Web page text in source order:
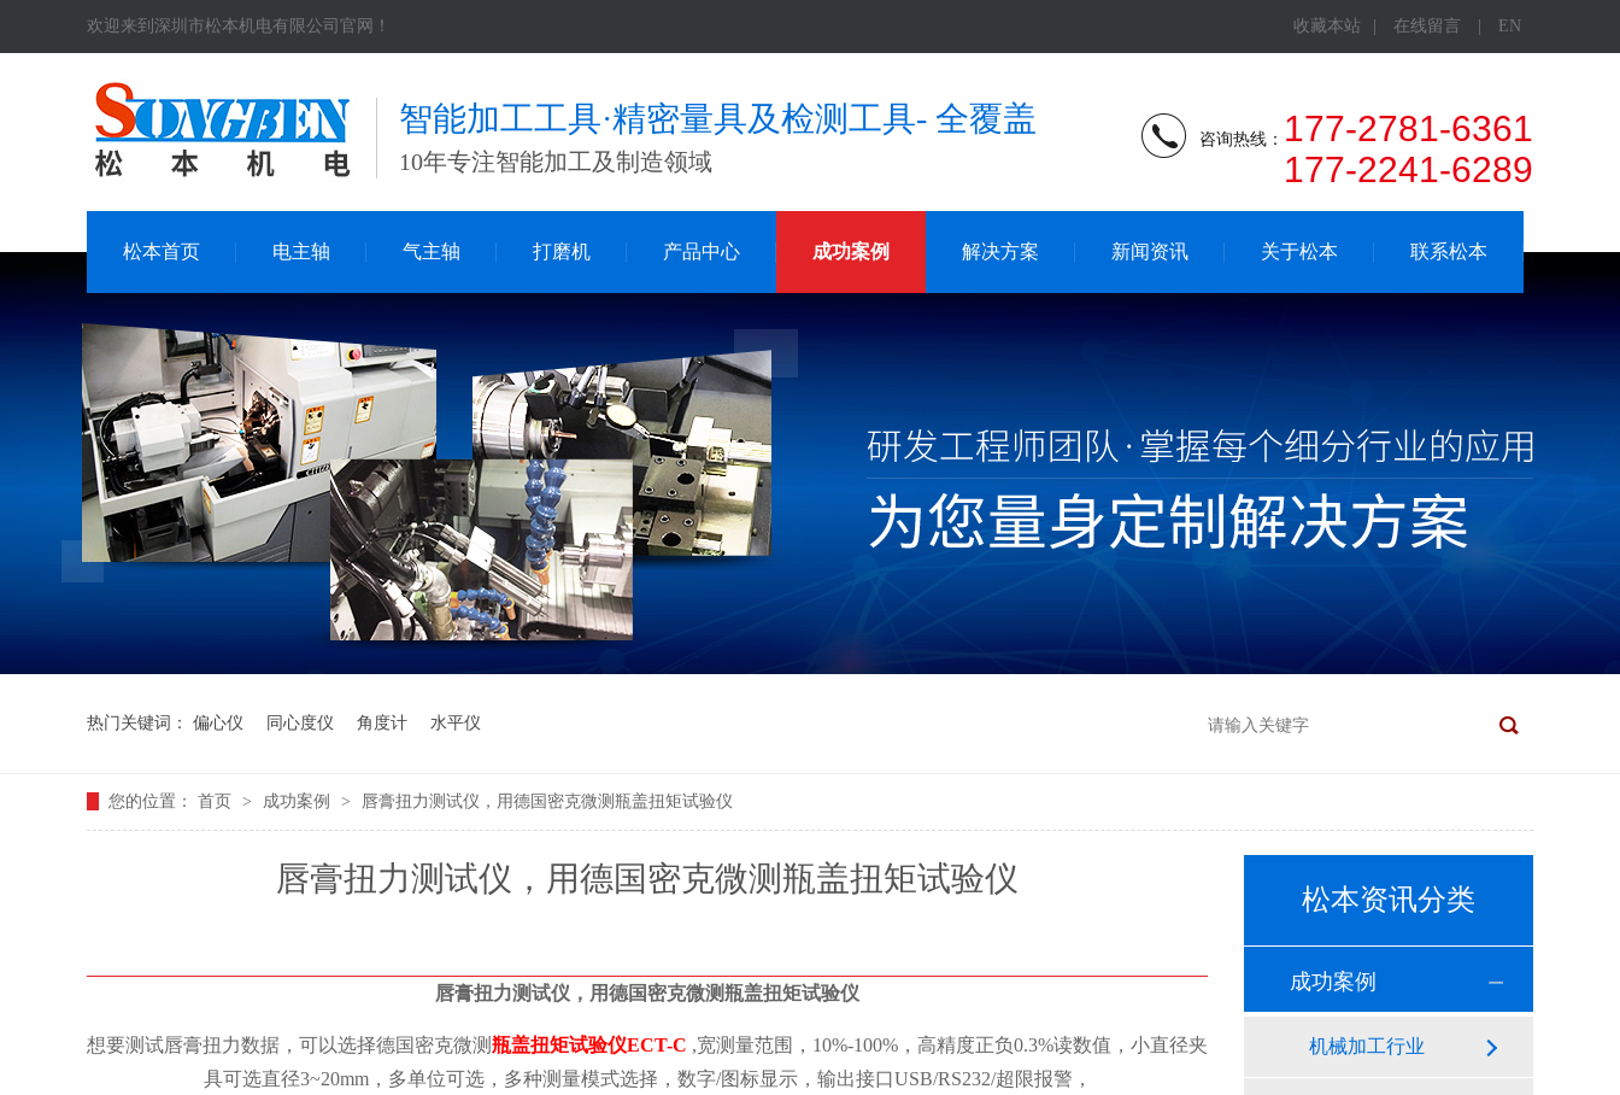
收藏本站 在线留言 EN
欢迎来到深圳市松本机电有限公司官网！
智能加工工具·精密量具及检测工具- 全覆盖
10年专注智能加工及制造领域
咨询热线： 177-2781-6361
177-2241-6289
松本首页 电主轴 气主轴 打磨机 产品中心 成功案例 解决方案 新闻资讯 关于松本 联系松本
热门关键词： 偏心仪 同心度仪 角度计 水平仪
您的位置： 首页 > 成功案例 > 唇膏扭力测试仪，用德国密克微测瓶盖扭矩试验仪
唇膏扭力测试仪，用德国密克微测瓶盖扭矩试验仪
唇膏扭力测试仪，用德国密克微测瓶盖扭矩试验仪
想要测试唇膏扭力数据，可以选择德国密克微测瓶盖扭矩试验仪ECT-C ,宽测量范围，10%-100%，高精度正负0.3%读数值，小直径夹
具可选直径3~20mm，多单位可选，多种测量模式选择，数字/图标显示，输出接口USB/RS232/超限报警，
松本资讯分类
成功案例
机械加工行业